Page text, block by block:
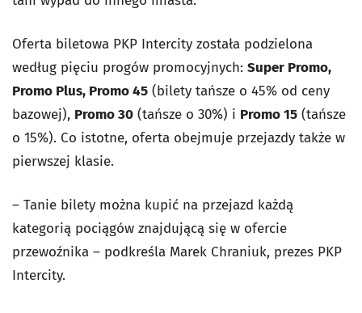
Oferta biletowa PKP Intercity została podzielona
według pięciu progów promocyjnych: Super Promo,
Promo Plus, Promo 45 (bilety tańsze o 45% od ceny
bazowej), Promo 30 (tańsze o 30%) i Promo 15 (tańsze
o 15%). Co istotne, oferta obejmuje przejazdy także w
pierwszej klasie.
– Tanie bilety można kupić na przejazd każdą
kategorią pociągów znajdującą się w ofercie
przewoźnika – podkreśla Marek Chraniuk, prezes PKP
Intercity.